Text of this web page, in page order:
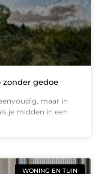
zonder gedoe
maar in
je midden in een
WONING EN TUIN